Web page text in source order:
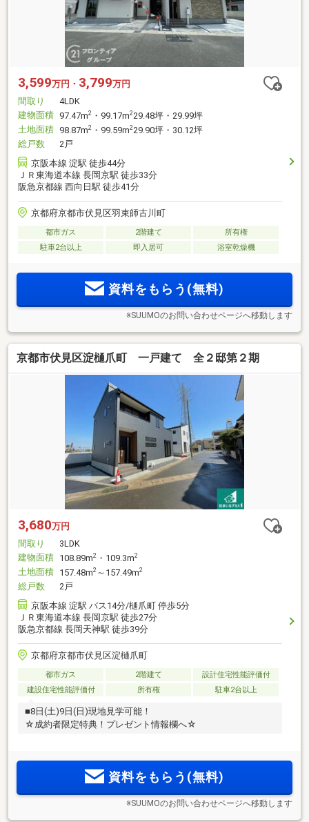
3,599万円・ 3,799万円
間取り
4LDK
建物面積 97.47m2 ・99.17m229.48坪・29.99坪
土地面積 98.87m2 ・99.59m229.90坪・30.12坪
総戸数
2戸
京阪本線 淀駅 徒歩44分
ＪＲ東海道本線 長岡京駅 徒歩33分
阪急京都線 西向日駅 徒歩41分
京都府京都市伏見区羽束師古川町
都市ガス 2階建て
所有権
駐車2台以上
即入居可 浴室乾燥機
資料をもらう(無料)
※SUUMOのお問い合わせページへ移動します
京都市伏見区淀樋爪町 一戸建て 全２邸第２期
3,680万円
間取り
3LDK
建物面積 108.89m2 ・109.3m2
土地面積 157.48m2 ～157.49m2
総戸数
2戸
京阪本線 淀駅 バス14分/樋爪町 停歩5分
ＪＲ東海道本線 長岡京駅 徒歩27分
阪急京都線 長岡天神駅 徒歩39分
京都府京都市伏見区淀樋爪町
都市ガス 2階建て
設計住宅性能評価付
建設住宅性能評価付
所有権 駐車2台以上
■8日(土)9日(日)現地見学可能！
☆成約者限定特典！プレゼント情報欄へ☆
資料をもらう(無料)
※SUUMOのお問い合わせページへ移動します